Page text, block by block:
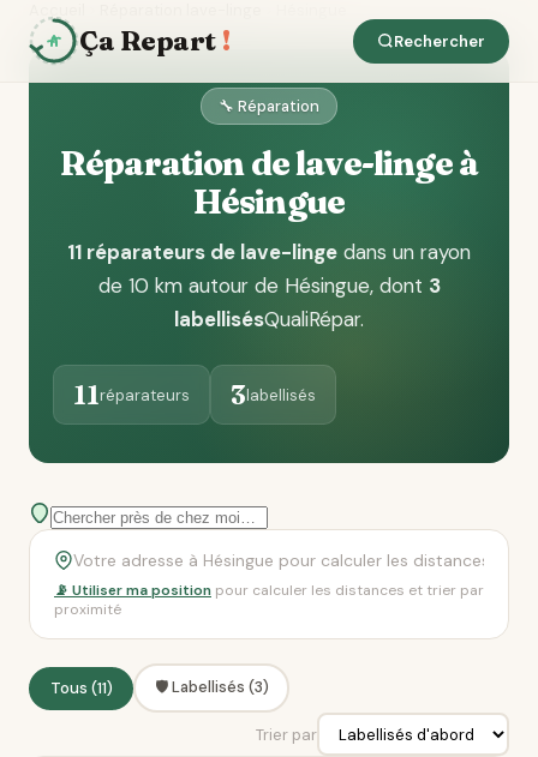
Ça Repart ! Rechercher
🔧 Réparation
Réparation de lave-linge à
Hésingue
11 réparateurs de lave-linge dans un rayon
de 10 km autour de Hésingue, dont 3
labellisésQualiRépar.
11réparateurs 3labellisés
📡 Utiliser ma position pour calculer les distances et trier par
proximité
Tous (11) 🛡️ Labellisés (3)
Trier par